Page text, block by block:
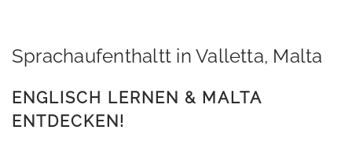
Sprachaufenthaltt in Valletta, Malta
ENGLISCH LERNEN & MALTA
ENTDECKEN!